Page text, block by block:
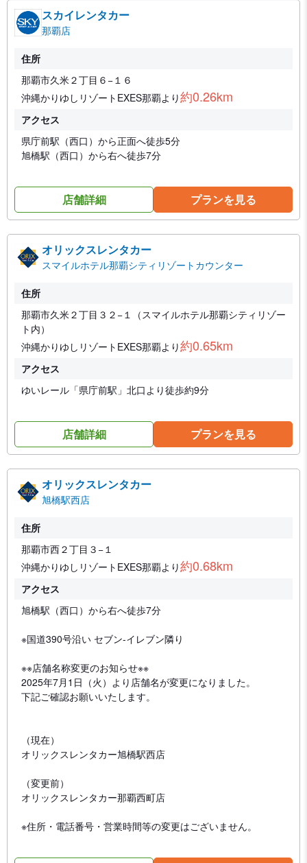
スカイレンタカー
那覇店
住所
那覇市久米２丁目６−１６
沖縄かりゆしリゾートEXES那覇より約0.26km
アクセス
県庁前駅（西口）から正面へ徒歩5分
旭橋駅（西口）から右へ徒歩7分
店舗詳細 プランを見る
オリックスレンタカー
スマイルホテル那覇シティリゾートカウンター
住所
那覇市久米２丁目３２−１（スマイルホテル那覇シティリゾー
ト内）
沖縄かりゆしリゾートEXES那覇より約0.65km
アクセス
ゆいレール「県庁前駅」北口より徒歩約9分
店舗詳細 プランを見る
オリックスレンタカー
旭橋駅西店
住所
那覇市西２丁目３−１
沖縄かりゆしリゾートEXES那覇より約0.68km
アクセス
旭橋駅（西口）から右へ徒歩7分
※国道390号沿い セブン-イレブン隣り
※※店舗名称変更のお知らせ※※
2025年7月1日（火）より店舗名が変更になりました。
下記ご確認お願いいたします。
（現在）
オリックスレンタカー旭橋駅西店
（変更前）
オリックスレンタカー那覇西町店
※住所・電話番号・営業時間等の変更はございません。